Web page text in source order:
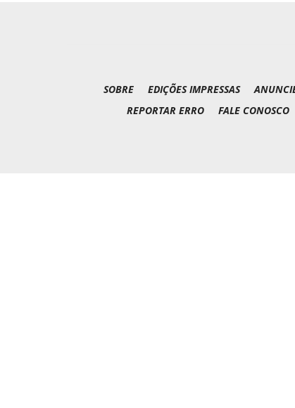
SOBRE EDIÇÕES IMPRESSAS
REPORTAR ERRO
FALE CONOSCO